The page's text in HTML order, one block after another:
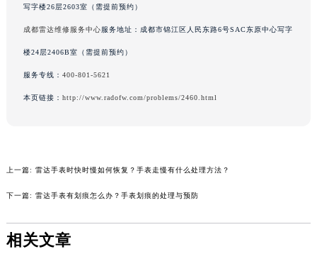
吉林省松原市宁江区五环大街雷达售后服务中心（需提前预约）
吉林省通化市东昌区环通乡江南大街雷达售后服务中心（需提前预约）
吉林省延边市延吉市解放路雷达售后服务中心（需提前预约）
辽宁省阜新市海州区解放大街雷达售后服务中心（需提前预约）
写字楼26层2603室（需提前预约）
成都雷达维修服务中心服务地址：成都市锦江区人民东路6号SAC东原中心写字
楼24层2406B室（需提前预约）
服务专线： 400-801-5621
本页链接： http://www.radofw.com/problems/2460.html
上一篇: 雷达手表时快时慢如何恢复？手表走慢有什么处理方法？
下一篇: 雷达手表有划痕怎么办？手表划痕的处理与预防
相关文章